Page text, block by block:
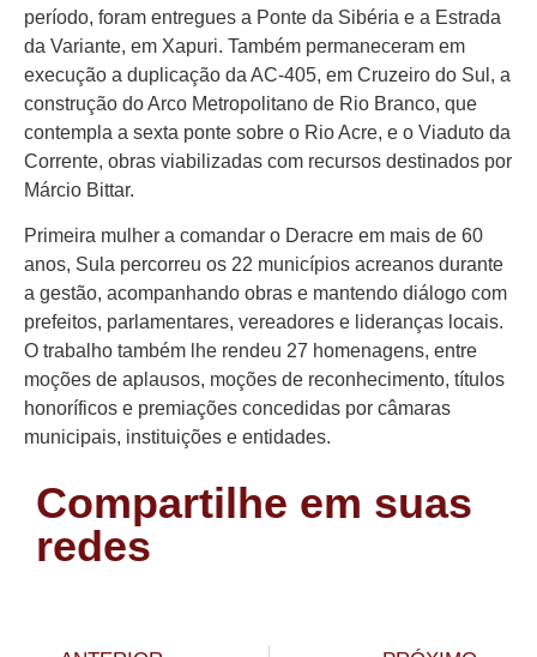
período, foram entregues a Ponte da Sibéria e a Estrada
da Variante, em Xapuri. Também permaneceram em
execução a duplicação da AC-405, em Cruzeiro do Sul, a
construção do Arco Metropolitano de Rio Branco, que
contempla a sexta ponte sobre o Rio Acre, e o Viaduto da
Corrente, obras viabilizadas com recursos destinados por
Márcio Bittar.
Primeira mulher a comandar o Deracre em mais de 60
anos, Sula percorreu os 22 municípios acreanos durante
a gestão, acompanhando obras e mantendo diálogo com
prefeitos, parlamentares, vereadores e lideranças locais.
O trabalho também lhe rendeu 27 homenagens, entre
moções de aplausos, moções de reconhecimento, títulos
honoríficos e premiações concedidas por câmaras
municipais, instituições e entidades.
Compartilhe em suas
redes